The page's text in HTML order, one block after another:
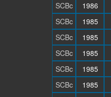
SCBc
1986
SCBc
1985
SCBc
1985
SCBc
1985
SCBc
1985
SCBc
1985